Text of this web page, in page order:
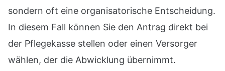
sondern oft eine organisatorische Entscheidung.
In diesem Fall können Sie den Antrag direkt bei
der Pflegekasse stellen oder einen Versorger
wählen, der die Abwicklung übernimmt.